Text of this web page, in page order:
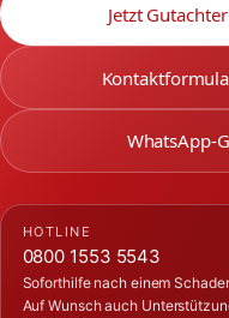
Jetzt
WhatsApp-
HOTLINE
0800 1553 5543
Soforthilfe nach einem
Auf Wunsch auch